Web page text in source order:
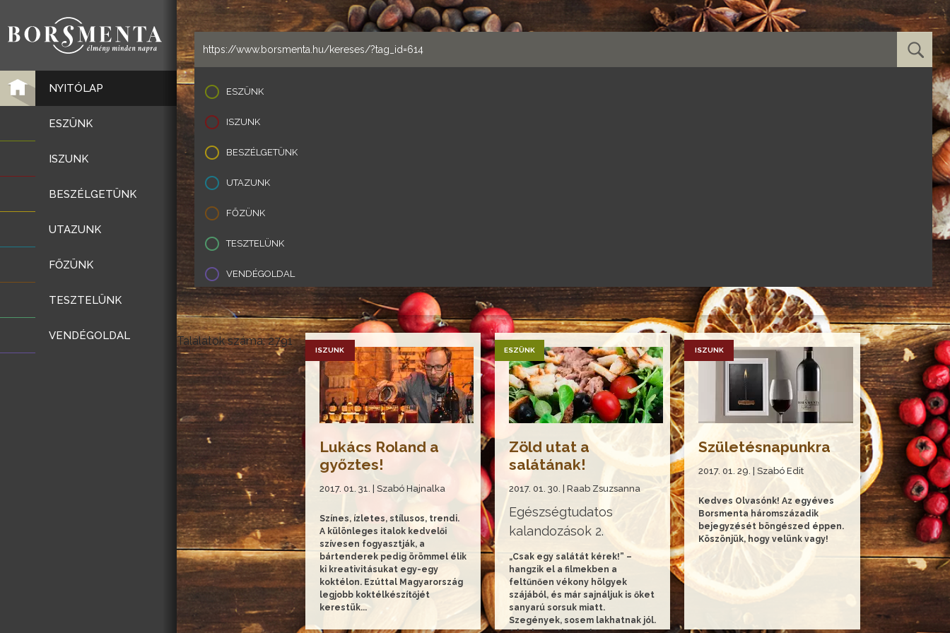
NYITÓLAP
ESZÜNK
ISZUNK
BESZÉLGETÜNK
UTAZUNK
FŐZÜNK
TESZTELÜNK
VENDÉGOLDAL
ESZÜNK
ISZUNK
BESZÉLGETÜNK
UTAZUNK
FŐZÜNK
TESZTELÜNK
VENDÉGOLDAL
Találatok száma: 2791
ISZUNK
Lukács Roland a
győztes!
2017. 01. 31. | Szabó Hajnalka
Színes, ízletes, stílusos, trendi.
A különleges italok kedvelői
szívesen fogyasztják, a
bártenderek pedig örömmel élik
ki kreativitásukat egy-egy
koktélon. Ezúttal Magyarország
legjobb koktélkészítőjét
kerestük...
ESZÜNK
Zöld utat a
salátának!
2017. 01. 30. | Raab Zsuzsanna
Egészségtudatos
kalandozások 2.
„Csak egy salátát kérek!” –
hangzik el a filmekben a
feltűnően vékony hölgyek
szájából, és már sajnáljuk is őket
sanyarú sorsuk miatt.
Szegények, sosem lakhatnak jól.
ISZUNK
Születésnapunkra
2017. 01. 29. | Szabó Edit
Kedves Olvasónk! Az egyéves
Borsmenta háromszázadik
bejegyzését böngészed éppen.
Köszönjük, hogy velünk vagy!